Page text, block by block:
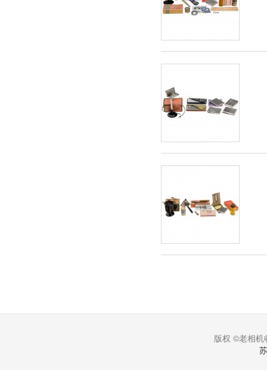
版权 ©老相